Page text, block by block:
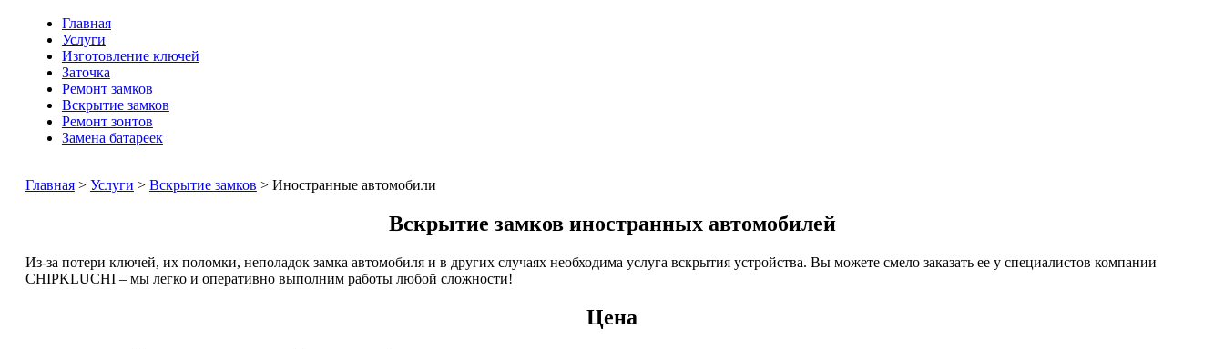
Главная
Услуги
Изготовление ключей
Заточка
Ремонт замков
Вскрытие замков
Ремонт зонтов
Замена батареек
Главная> Услуги > Вскрытие замков > Иностранные автомобили
Вскрытие замков иностранных автомобилей
Из-за потери ключей, их поломки, неполадок замка автомобиля и в других случаях необходима услуга вскрытия устройства. Вы можете смело заказать ее у специалистов компании
CHIPKLUCHI – мы легко и оперативно выполним работы любой сложности!
Цена